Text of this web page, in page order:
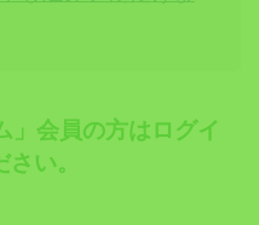
」会員の方はログイ
い。